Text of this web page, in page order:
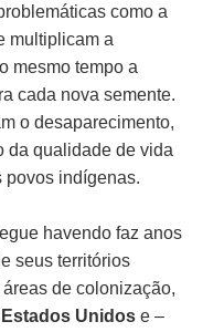
como a
multiplicam a
mesmo tempo a
cada nova semente.
o desaparecimento,
da qualidade de vida
povos indígenas.
havendo faz anos
seus territórios
de colonização,
Estados Unidos e –